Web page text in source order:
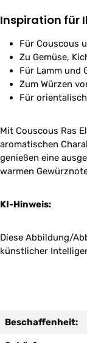
Inspiration für
Für Couscous
Zu Gemüse,
Für Lamm und
Zum Würzen
Für
Mit Couscous Ras
aromatischen
genießen eine
warmen
KI-Hinweis:
Diese Abbildung/
künstlicher
Beschaffenheit: